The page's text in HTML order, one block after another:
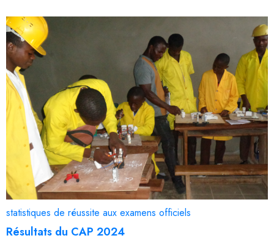
statistiques de réussite aux examens officiels
Résultats du CAP 2024